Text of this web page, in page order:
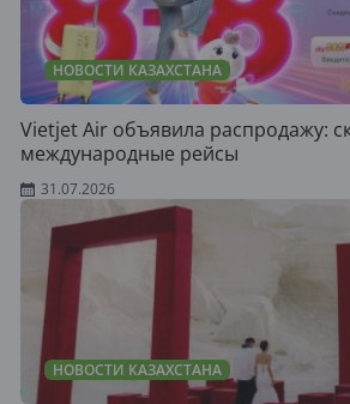
НОВОСТИ КАЗАХСТАНА
Vietjet Air объявила распродажу:
международные рейсы
31.07.2026
НОВОСТИ КАЗАХСТАНА